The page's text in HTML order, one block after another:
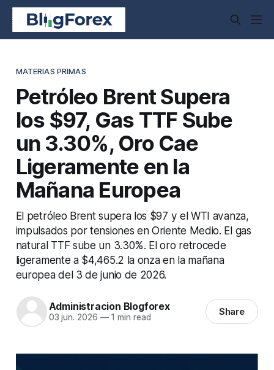
MATERIAS PRIMAS
Petróleo Brent Supera
los $97, Gas TTF Sube
un 3.30%, Oro Cae
Ligeramente en la
Mañana Europea
El petróleo Brent supera los $97 y el WTI avanza,
impulsados por tensiones en Oriente Medio. El gas
natural TTF sube un 3.30%. El oro retrocede
ligeramente a $4,465.2 la onza en la mañana
europea del 3 de junio de 2026.
Administracion Blogforex
03 jun. 2026 —1 min read Share